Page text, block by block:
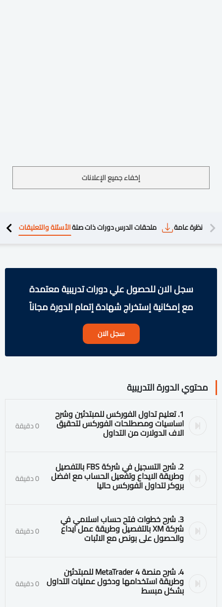
إخفاء جميع الإعلانات
نظرة عامة ملحقات الدرسدورات ذات صلةالأسئلة والتعليقات
سجل الان للحصول علي دورات تدريبية معتمدة
مع إمكانية إستخراج شهادة إتمام الدورة مجاناً
سجل الان
محتوي الدورة التدريبية
1. تعليم تداول الفوركس للمبتدئين وشرح
اساسيات ومصطلحات الفوركس لتحقيق
الاف الدولارت من التداول 0 دقيقة
2. شرح التسجيل في شركة FBS بالتفصيل
وطريقة الايداع وتفعيل الحساب مع افضل
بروكر لتداول الفوركس حاليا 0 دقيقة
3. شرح خطوات فتح حساب اسلامي في
شركة XM بالتفصيل وطريقة عمل ايداع
والحصول على بونص مع الاثبات 0 دقيقة
4. شرح منصة MetaTrader 4 للمبتدئين
وطريقة استخدامها ودخول عمليات التداول
بشكل مبسط 0 دقيقة